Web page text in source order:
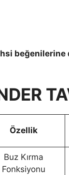
Özellik
Buz Kırma
Fonksiyonu